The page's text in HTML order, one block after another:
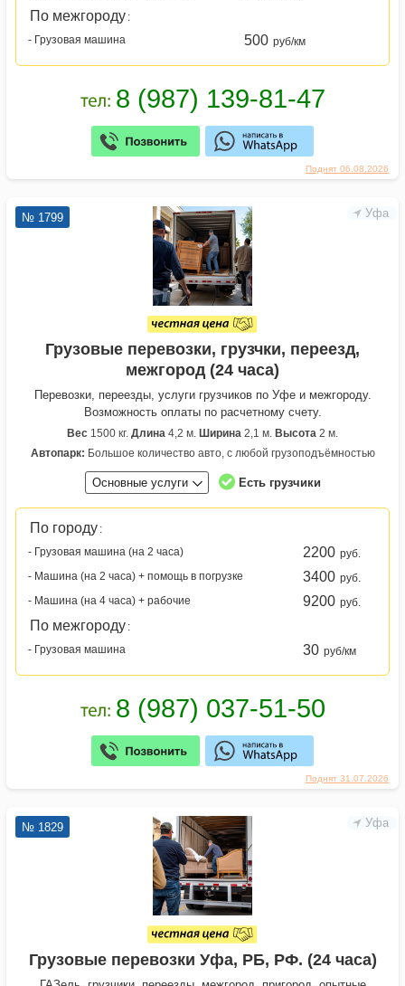
Поднят 06.08.2026
По межгороду :
- Грузовая машина
500 руб/км
Уфа
Поднят 31.07.2026
№ 1799
Грузовые перевозки, грузчки, переезд,
межгород (24 часа)
Перевозки, переезды, услуги грузчиков по Уфе и межгороду.
Возможность оплаты по расчетному счету.
Вес 1500 кг. Длина 4,2 м. Ширина 2,1 м. Высота 2 м.
Автопарк: Большое количество авто, с любой грузоподъёмностью
Основные услуги Есть грузчики
По городу :
- Грузовая машина (на 2 часа)
2200 руб.
- Машина (на 2 часа) + помощь в погрузке
3400 руб.
- Машина (на 4 часа) + рабочие
9200 руб.
По межгороду :
- Грузовая машина
30 руб/км
Уфа
№ 1829
Грузовые перевозки Уфа, РБ, РФ. (24 часа)